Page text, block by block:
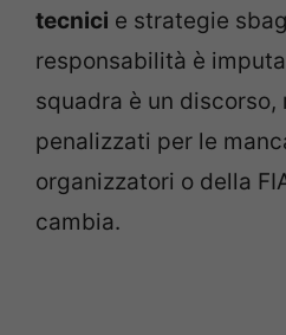
tecnici e strategie
responsabilità è
squadra è un discorso,
penalizzati per le
organizzatori o della
cambia.